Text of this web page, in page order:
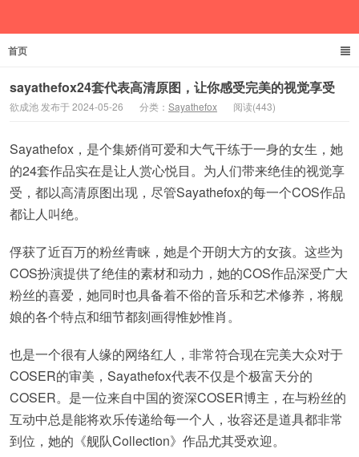
首页
sayathefox24套代表高清原图，让你感受完美的视觉享受
欲成池 发布于 2024-05-26 分类： Sayathefox 阅读(443)
Sayathefox，是个集娇俏可爱和大气干练于一身的女生，她
的24套作品实在是让人赏心悦目。为人们带来绝佳的视觉享
受，都以高清原图出现，尽管Sayathefox的每一个COS作品
都让人叫绝。
俘获了近百万的粉丝青睐，她是个开朗大方的女孩。这些为
COS扮演提供了绝佳的素材和动力，她的COS作品深受广大
粉丝的喜爱，她同时也具备着不俗的音乐和艺术修养，将舰
娘的各个特点和细节都刻画得惟妙惟肖。
也是一个很有人缘的网络红人，非常符合现在完美大众对于
COSER的审美，Sayathefox代表不仅是个极富天分的
COSER。是一位来自中国的资深COSER博主，在与粉丝的
互动中总是能将欢乐传递给每一个人，妆容还是道具都非常
到位，她的《舰队Collection》作品尤其受欢迎。